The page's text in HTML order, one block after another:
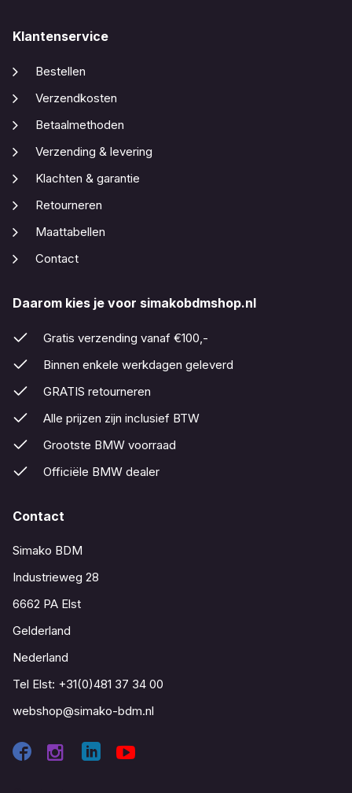
Klantenservice
Bestellen
Verzendkosten
Betaalmethoden
Verzending & levering
Klachten & garantie
Retourneren
Maattabellen
Contact
Daarom kies je voor simakobdmshop.nl
Gratis verzending vanaf €100,-
Binnen enkele werkdagen geleverd
GRATIS retourneren
Alle prijzen zijn inclusief BTW
Grootste BMW voorraad
Officiële BMW dealer
Contact
Simako BDM
Industrieweg 28
6662 PA Elst
Gelderland
Nederland
Tel Elst: +31(0)481 37 34 00
webshop@simako-bdm.nl